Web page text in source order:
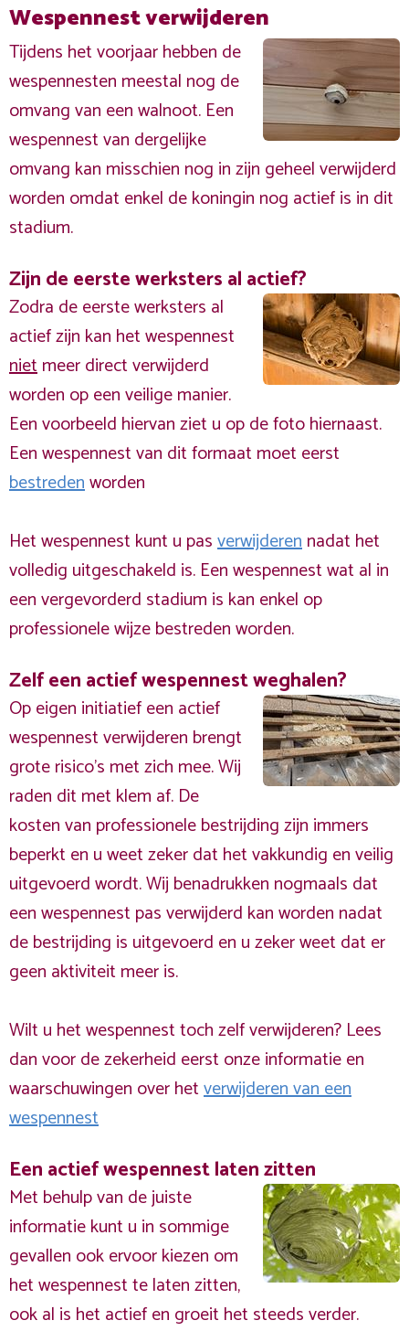
Wespennest verwijderen
Tijdens het voorjaar hebben de
wespennesten meestal nog de
omvang van een walnoot. Een
wespennest van dergelijke
omvang kan misschien nog in zijn geheel verwijderd
worden omdat enkel de koningin nog actief is in dit
stadium.
Zijn de eerste werksters al actief?
Zodra de eerste werksters al
actief zijn kan het wespennest
nietmeer direct verwijderd
worden op een veilige manier.
Een voorbeeld hiervan ziet u op de foto hiernaast.
Een wespennest van dit formaat moet eerst
bestredenworden
Het wespennest kunt u pasverwijderennadat het
volledig uitgeschakeld is. Een wespennest wat al in
een vergevorderd stadium is kan enkel op
professionele wijze bestreden worden.
Zelf een actief wespennest weghalen?
Op eigen initiatief een actief
wespennest verwijderen brengt
grote risico’s met zich mee. Wij
raden dit met klem af. De
kosten van professionele bestrijding zijn immers
beperkt en u weet zeker dat het vakkundig en veilig
uitgevoerd wordt. Wij benadrukken nogmaals dat
een wespennest pas verwijderd kan worden nadat
de bestrijding is uitgevoerd en u zeker weet dat er
geen aktiviteit meer is.
Wilt u het wespennest toch zelf verwijderen? Lees
dan voor de zekerheid eerst onze informatie en
waarschuwingen over hetverwijderen van een
wespennest
Een actief wespennest laten zitten
Met behulp van de juiste
informatie kunt u in sommige
gevallen ook ervoor kiezen om
het wespennest te laten zitten,
ook al is het actief en groeit het steeds verder.